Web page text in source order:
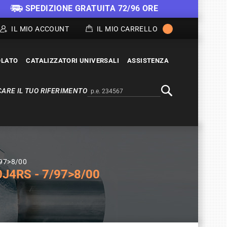
SPEDIZIONE GRATUITA 72/96 ORE
IL MIO ACCOUNT IL MIO CARRELLO
CATALIZZATORI UNIVERSALI ASSISTENZA
Alternativa a Doofinder
IL TUO RIFERIMENTO
00
- 7/97>8/00